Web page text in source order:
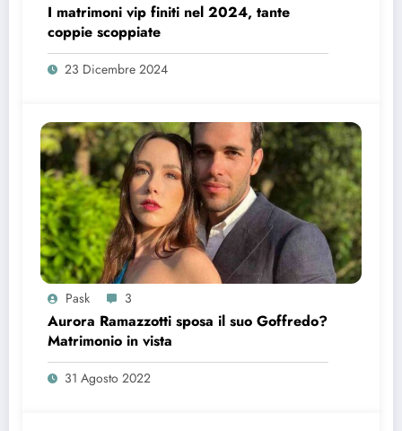
I matrimoni vip finiti nel 2024, tante
coppie scoppiate
23 Dicembre 2024
Pask 3
Aurora Ramazzotti sposa il suo Goffredo?
Matrimonio in vista
31 Agosto 2022